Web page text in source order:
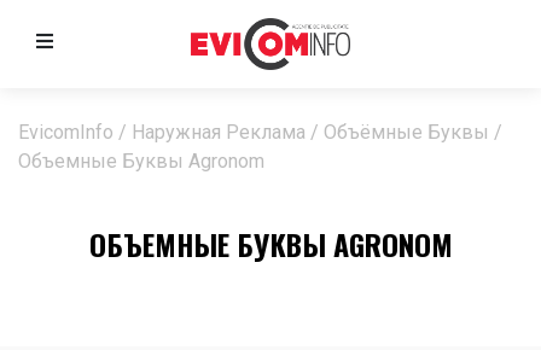
EvicomInfo / Наружная Реклама / Объёмные Буквы /
Объемные Буквы Agronom
ОБЪЕМНЫЕ БУКВЫ AGRONOM